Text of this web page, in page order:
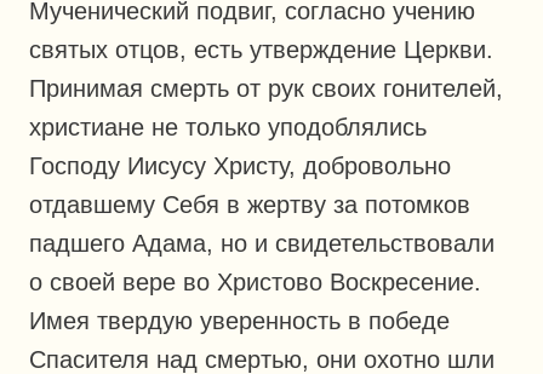
Мученический подвиг, согласно учению
святых отцов, есть утверждение Церкви.
Принимая смерть от рук своих гонителей,
христиане не только уподоблялись
Господу Иисусу Христу, добровольно
отдавшему Себя в жертву за потомков
падшего Адама, но и свидетельствовали
о своей вере во Христово Воскресение.
Имея твердую уверенность в победе
Спасителя над смертью, они охотно шли